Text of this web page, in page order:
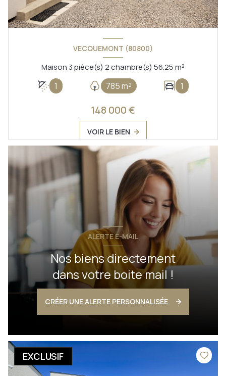
VECQUEMONT (80800)
Maison 3 pièce(s) 2 chambre(s) 56.25 m²
1 785 m² 1
148 000 €
VOIR LE BIEN
ALERTE E-MAIL
Nos biens directement
dans votre boite mail !
CRÉER UNE ALERTE PERSONNALISÉE
EXCLUSIF